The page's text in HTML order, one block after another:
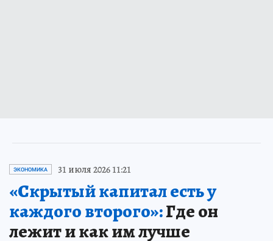
ЭКОНОМИКА 31 июля 2026 11:21
«Скрытый капитал есть у
каждого второго»:Где он
лежит и как им лучше